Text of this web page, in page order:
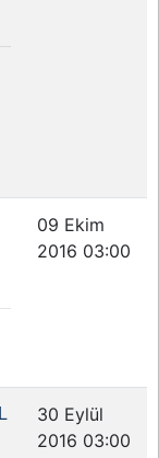
09 Ekim
2016 03:00
30 Eylül
2016 03:00